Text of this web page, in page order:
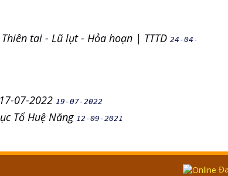
tai - Lũ lụt - Hỏa hoạn | TTTD 24-04-
07-2022 19-07-2022
Tổ Huệ Năng 12-09-2021